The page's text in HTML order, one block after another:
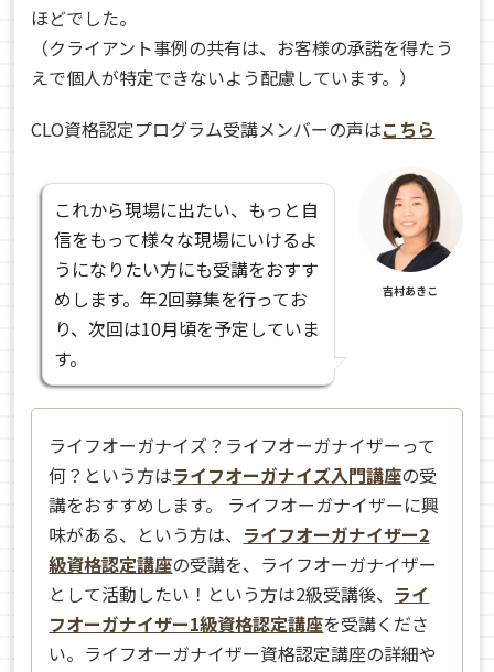
ほどでした。
（クライアント事例の共有は、お客様の承諾を得たう
えで個人が特定できないよう配慮しています。）
CLO資格認定プログラム受講メンバーの声はこちら
これから現場に出たい、もっと自
信をもって様々な現場にいけるよ
うになりたい方にも受講をおすす
めします。年2回募集を行ってお
り、次回は10月頃を予定していま
す。
吉村あきこ
ライフオーガナイズ？ライフオーガナイザーって
何？という方はライフオーガナイズ入門講座の受
講をおすすめします。 ライフオーガナイザーに興
味がある、という方は、 ライフオーガナイザー2
級資格認定講座の受講を、ライフオーガナイザー
として活動したい！という方は2級受講後、 ライ
フオーガナイザー1級資格認定講座を受講くださ
い。ライフオーガナイザー資格認定講座の詳細や